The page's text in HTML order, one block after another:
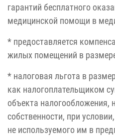
гарантий бесплатного
медицинской помощи в
* предоставляется
жилых помещений в
* налоговая льгота в
как налогоплательщиком
объекта налогообложения,
собственности, при
не используемого им в